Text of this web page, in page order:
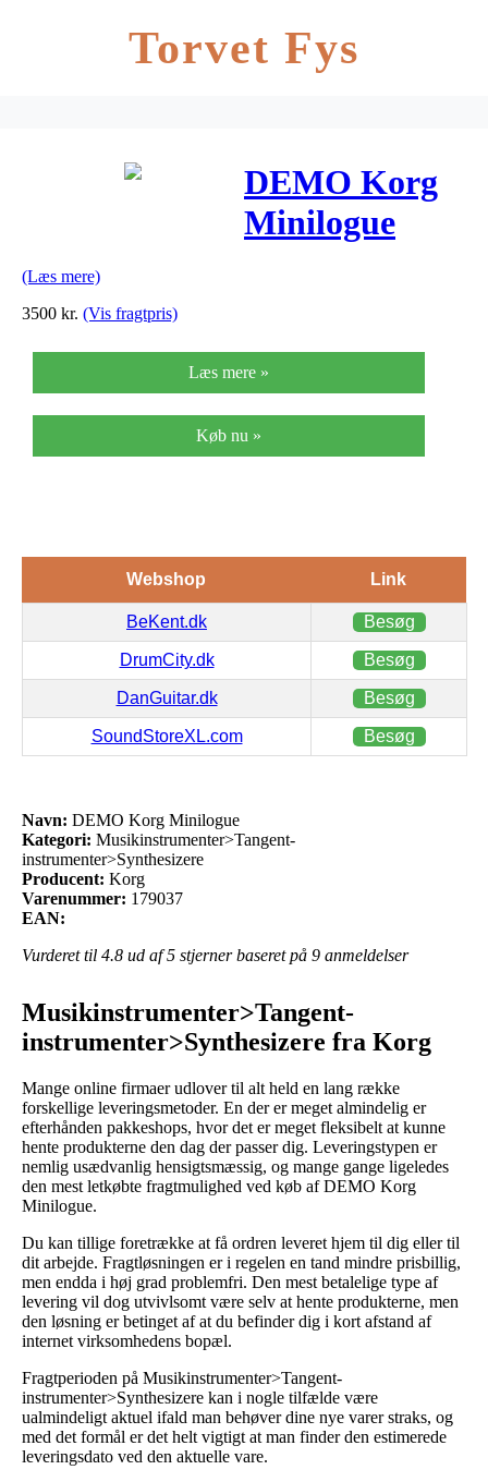
Torvet Fys
DEMO Korg
Minilogue
(Læs mere)
3500 kr. (Vis fragtpris)
Læs mere »
Køb nu »
Webshop Link
BeKent.dk Besøg
DrumCity.dk Besøg
DanGuitar.dk Besøg
SoundStoreXL.com Besøg
Navn: DEMO Korg Minilogue
Kategori: Musikinstrumenter>Tangent-
instrumenter>Synthesizere
Producent: Korg
Varenummer: 179037
EAN:
Vurderet til 4.8 ud af 5 stjerner baseret på 9 anmeldelser
Musikinstrumenter>Tangent-
instrumenter>Synthesizere fra Korg
Mange online firmaer udlover til alt held en lang række
forskellige leveringsmetoder. En der er meget almindelig er
efterhånden pakkeshops, hvor det er meget fleksibelt at kunne
hente produkterne den dag der passer dig. Leveringstypen er
nemlig usædvanlig hensigtsmæssig, og mange gange ligeledes
den mest letkøbte fragtmulighed ved køb af DEMO Korg
Minilogue.
Du kan tillige foretrække at få ordren leveret hjem til dig eller til
dit arbejde. Fragtløsningen er i regelen en tand mindre prisbillig,
men endda i høj grad problemfri. Den mest betalelige type af
levering vil dog utvivlsomt være selv at hente produkterne, men
den løsning er betinget af at du befinder dig i kort afstand af
internet virksomhedens bopæl.
Fragtperioden på Musikinstrumenter>Tangent-
instrumenter>Synthesizere kan i nogle tilfælde være
ualmindeligt aktuel ifald man behøver dine nye varer straks, og
med det formål er det helt vigtigt at man finder den estimerede
leveringsdato ved den aktuelle vare.